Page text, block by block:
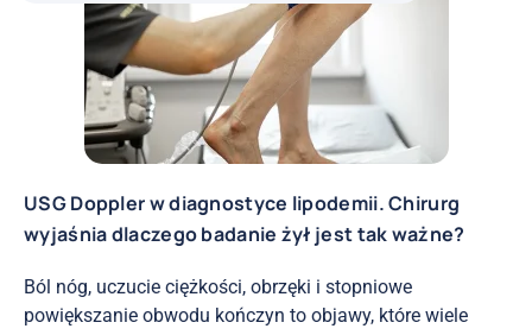
USG Doppler w diagnostyce lipodemii. Chirurg
wyjaśnia dlaczego badanie żył jest tak ważne?
Ból nóg, uczucie ciężkości, obrzęki i stopniowe
powiększanie obwodu kończyn to objawy, które wiele